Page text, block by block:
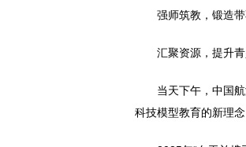
强师筑教，锻造
汇聚资源，提升
当天下午，中国
科技模型教育的新理